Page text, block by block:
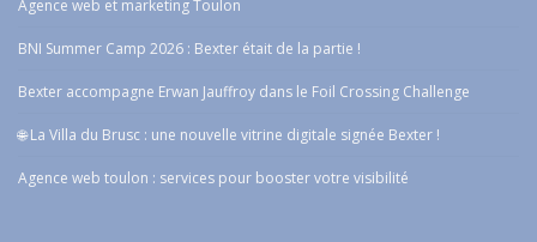
Agence web et marketing Toulon
BNI Summer Camp 2026 : Bexter était de la partie !
Bexter accompagne Erwan Jauffroy dans le Foil Crossing Challenge
🌐 La Villa du Brusc : une nouvelle vitrine digitale signée Bexter !
Agence web toulon : services pour booster votre visibilité